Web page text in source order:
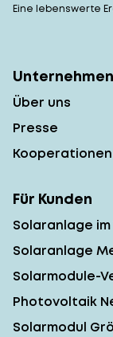
Eine lebenswerte
Unternehmen
Über uns
Presse
Kooperationen
Für Kunden
Solaranlage
Solaranlage
Solarmodule-
Photovoltaik
Solarmodul